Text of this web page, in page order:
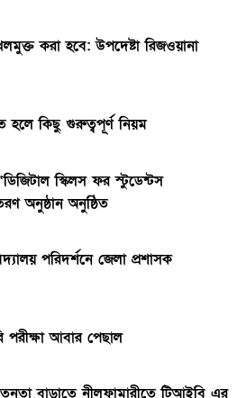
করা হবে: উপদেষ্টা রিজওয়ানা
হলে কিছু গুরুত্বপূর্ণ নিয়ম
স্কিলস ফর স্টুডেন্টস
অনুষ্ঠান অনুষ্ঠিত
পরিদর্শনে জেলা প্রশাসক
পরীক্ষা আবার পেছাল
বাড়াতে নীলফামারীতে টিআইবি এর